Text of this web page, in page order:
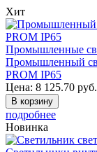
Хит
Промышленные
Промышленный
PROM IP65
Цена: 8 125.70 руб.
В корзину
подробнее
Новинка